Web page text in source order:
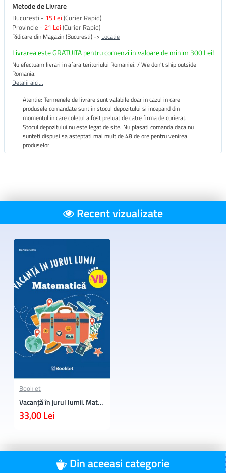
Metode de Livrare
Bucuresti - 15 Lei (Curier Rapid)
Provincie - 21 Lei (Curier Rapid)
Ridicare din Magazin (Bucuresti) -> Locatie
Livrarea este GRATUITA pentru comenzi in valoare de minim 300 Lei!
Nu efectuam livrari in afara teritoriului Romaniei. / We don't ship outside
Romania.
Detalii aici...
Atentie: Termenele de livrare sunt valabile doar in cazul in care
produsele comandate sunt in stocul depozitului si incepand din
momentul in care coletul a fost preluat de catre firma de curierat.
Stocul depozitului nu este legat de site. Nu plasati comanda daca nu
sunteti dispusi sa asteptati mai mult de 48 de ore pentru venirea
produselor!
Recent vizualizate
Booklet
Vacanță în jurul lumii. Matematică clasa a VII-a – EDIȚIA 2026
33,00 Lei
Din aceeasi categorie